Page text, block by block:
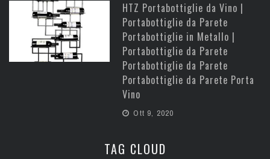
HTZ Portabottiglie da Vino |
Portabottiglie da Parete
Portabottiglie in Metallo |
Portabottiglie da Parete
Portabottiglie da Parete
Portabottiglie da Parete Porta
Vino
Ott 9, 2020
TAG CLOUD